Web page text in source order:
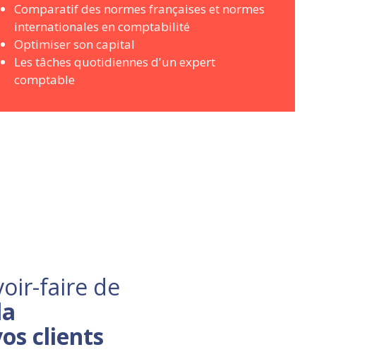
Comparatif des normes françaises et normes
internationales en comptabilité
Optimiser son capital
Les tâches quotidiennes d'un expert
comptable
faire de
clients